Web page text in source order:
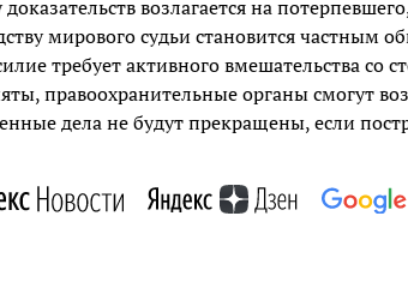
доказательств возлагается на
мирового судьи становится частным
требует активного вмешательства со
правоохранительные органы смогут
дела не будут прекращены, если